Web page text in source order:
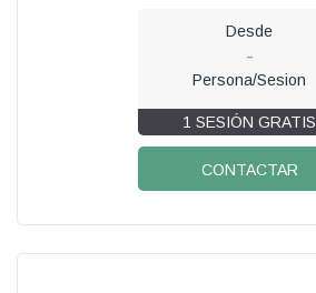
Desde
-
Persona/Sesion
1 SESIÓN GRATIS
CONTACTAR